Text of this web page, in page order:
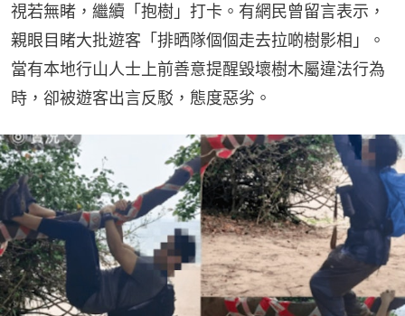
視若無睹，繼續「抱樹」打卡。有網民曾留言表示，
親眼目睹大批遊客「排晒隊個個走去拉啲樹影相」。
當有本地行山人士上前善意提醒毀壞樹木屬違法行為
時，卻被遊客出言反駁，態度惡劣。